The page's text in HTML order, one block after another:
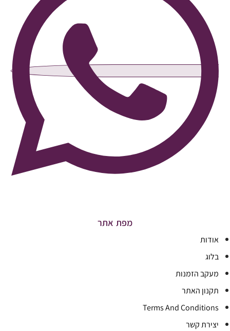
מפת אתר
אודות
בלוג
מעקב הזמנות
תקנון האתר
Terms And Conditions
יצירת קשר